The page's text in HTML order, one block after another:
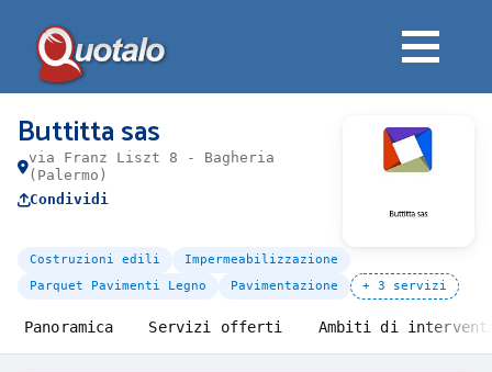
Buttitta sas
via Franz Liszt 8 - Bagheria
(Palermo)
Condividi
Costruzioni edili
Impermeabilizzazione
Parquet Pavimenti Legno
Pavimentazione + 3 servizi
Panoramica Servizi offerti Ambiti di